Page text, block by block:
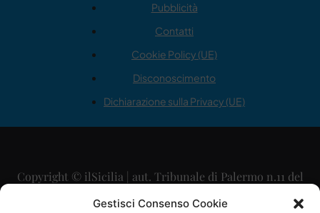
Gestisci Consenso Cookie
Pubblicità
Contatti
Cookie Policy (UE)
Disconoscimento
Dichiarazione sulla Privacy (UE)
Copyright © ilSicilia | aut. Tribunale di Palermo n.11 del
29/09/2015